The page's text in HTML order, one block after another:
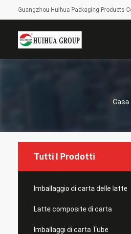
Guangzhou Huihua Packaging Products
Casa
Tutti I Prodotti
Imballaggio di carta delle latte
Latte composite di carta
Imballaggi di carta Tube